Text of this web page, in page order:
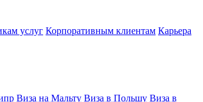
услуг Корпоративным клиентам Карьера
Виза на Мальту Виза в Польшу Виза в